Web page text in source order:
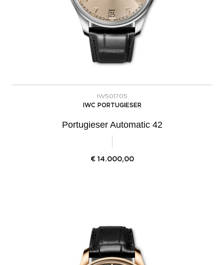
IW501705
IWC PORTUGIESER
Portugieser Automatic 42
€ 14.000,00